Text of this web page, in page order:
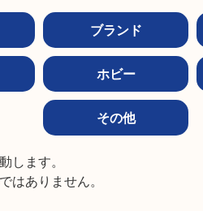
ブランド
ホビー
その他
します。
はありません。